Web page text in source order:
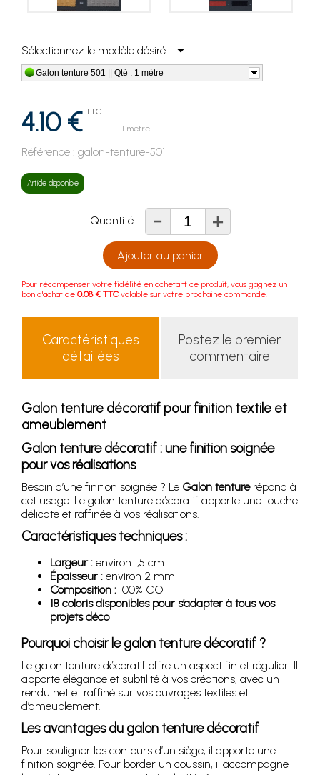
Sélectionnez le modèle désiré
Galon tenture 501 || Qté : 1 mètre
4.10 € TTC
1 mètre
Référence : galon-tenture-501
Article disponible
Quantité - +
Ajouter au panier
Pour récompenser votre fidélité en achetant ce produit, vous gagnez un
bon d'achat de 0.08 € TTC valable sur votre prochaine commande.
Caractéristiques
détaillées
Postez le premier
commentaire
Galon tenture décoratif pour finition textile et
ameublement
Galon tenture décoratif : une finition soignée
pour vos réalisations
Besoin d’une finition soignée ? Le Galon tenturerépond à
cet usage. Le galon tenture décoratif apporte une touche
délicate et raffinée à vos réalisations.
Caractéristiques techniques :
Largeur : environ 1,5 cm
Épaisseur : environ 2 mm
Composition : 100% CO
18 coloris disponibles pour s’adapter à tous vos
projets déco
Pourquoi choisir le galon tenture décoratif ?
Le galon tenture décoratif offre un aspect fin et régulier. Il
apporte élégance et subtilité à vos créations, avec un
rendu net et raffiné sur vos ouvrages textiles et
d’ameublement.
Les avantages du galon tenture décoratif
Pour souligner les contours d’un siège, il apporte une
finition soignée. Pour border un coussin, il accompagne